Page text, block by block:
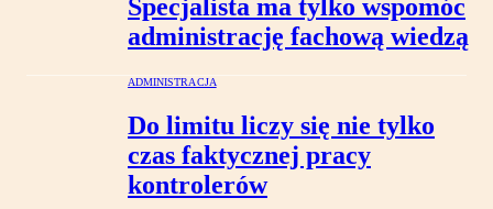
Specjalista ma tylko wspomóc
administrację fachową wiedzą
ADMINISTRACJA
Do limitu liczy się nie tylko
czas faktycznej pracy
kontrolerów